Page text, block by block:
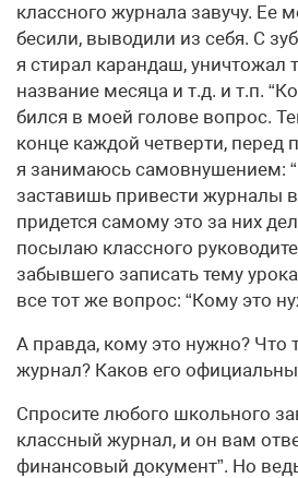
классного журнала завучу. Ее
бесили, выводили из себя. С
я стирал карандаш, уничтожал
название месяца и т.д. и т.п.
бился в моей голове вопрос.
конце каждой четверти, перед
я занимаюсь самовнушением:
заставишь привести журналы
придется самому это за них
посылаю классного
забывшего записать тему
все тот же вопрос: “Кому это
А правда, кому это нужно? Что
журнал? Каков его
Спросите любого школьного
классный журнал, и он вам
финансовый документ”. Но